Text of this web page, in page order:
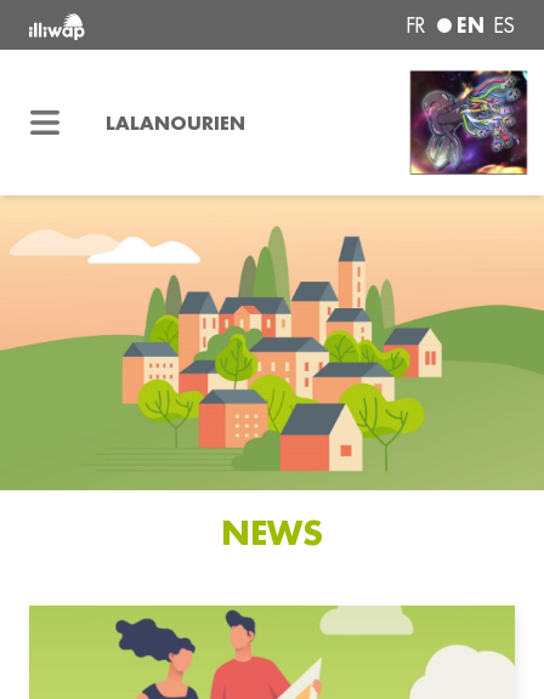
FR EN ES
LALANOURIEN
NEWS